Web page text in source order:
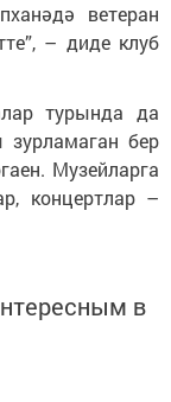
ветеран
– диде клуб
турында да
бер
Музейларга
концертлар –
в